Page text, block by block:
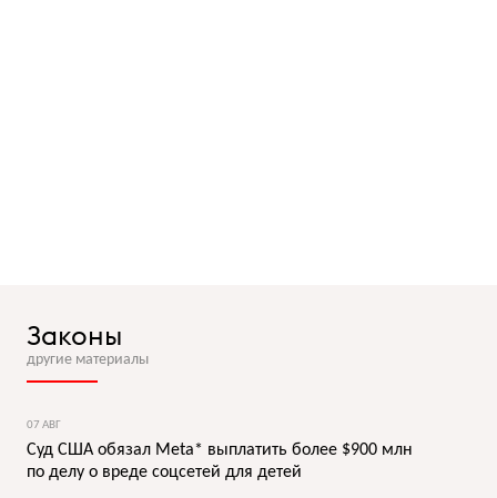
Законы
другие материалы
07 АВГ
Суд США обязал Meta* выплатить более $900 млн
по делу о вреде соцсетей для детей